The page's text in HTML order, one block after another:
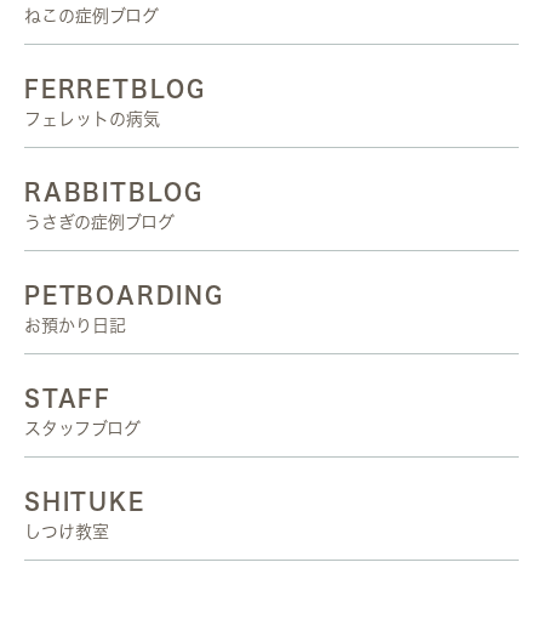
ねこの症例ブログ
FERRETBLOG
フェレットの病気
RABBITBLOG
うさぎの症例ブログ
PETBOARDING
お預かり日記
STAFF
スタッフブログ
SHITUKE
しつけ教室